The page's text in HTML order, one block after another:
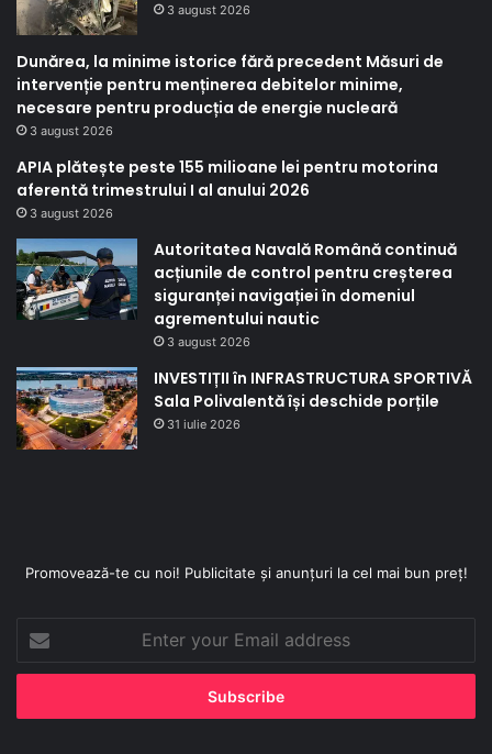
3 august 2026
Dunărea, la minime istorice fără precedent Măsuri de
intervenție pentru menținerea debitelor minime,
necesare pentru producția de energie nucleară
3 august 2026
APIA plătește peste 155 milioane lei pentru motorina
aferentă trimestrului I al anului 2026
3 august 2026
Autoritatea Navală Română continuă
acțiunile de control pentru creșterea
siguranței navigației în domeniul
agrementului nautic
3 august 2026
INVESTIȚII în INFRASTRUCTURA SPORTIVĂ
Sala Polivalentă își deschide porțile
31 iulie 2026
Promovează-te cu noi! Publicitate și anunțuri la cel mai bun preț!
Enter
your
Email